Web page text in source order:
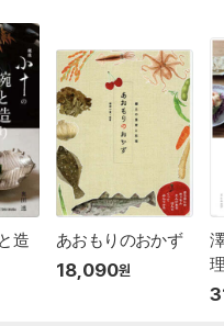
造
あおもりのおかず
18,090원